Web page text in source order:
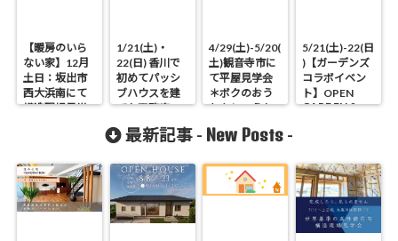
【暖房のいら
ない家】12月
土日：坂出市
西大浜南にて
構造現場見学
1/21(土)・
22(日) 香川で
初めてパッシ
ブハウスを建
てた工務店の
家づくり勉強
会
4/29(土)-5/20(
土)観音寺市に
て平屋見学会
＊ボクのおう
ちをしょうか
5/21(土)-22(日
)【ガーデンズ
コラボイベン
ト】OPEN
GARDEN &
最新記事 - New Posts -